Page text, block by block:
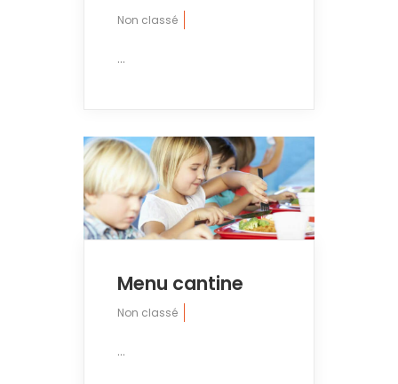
Non classé
...
Menu cantine
Non classé
...